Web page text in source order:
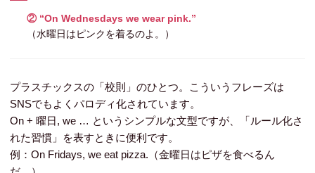
② “On Wednesdays we wear pink.”
（水曜日はピンクを着るのよ。）
プラスチックスの「校則」のひとつ。こういうフレーズは
SNSでもよくパロディ化されています。
On + 曜日, we … というシンプルな文型ですが、「ルール化さ
れた習慣」を表すときに便利です。
例： On Fridays, we eat pizza. （金曜日はピザを食べるん